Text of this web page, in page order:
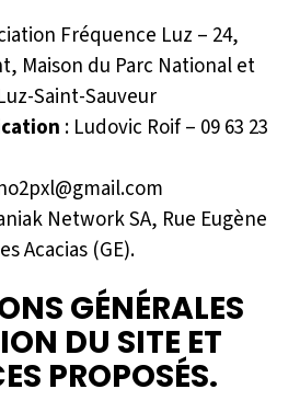
Fréquence Luz – 24,
Maison du Parc National et
Saint-Sauveur
: Ludovic Roif – 09 63 23
Network SA, Rue Eugène
Acacias (GE).
GÉNÉRALES
DU SITE ET
PROPOSÉS.